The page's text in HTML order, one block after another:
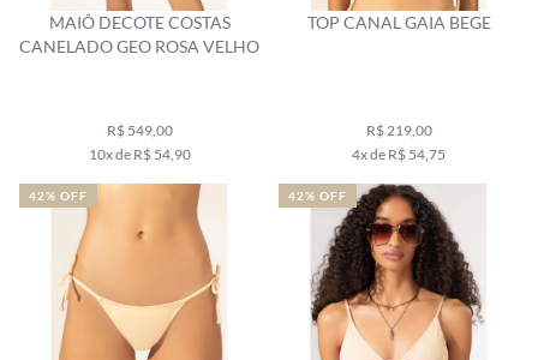
MAIÔ DECOTE COSTAS
CANELADO GEO ROSA VELHO
R$ 549,00
10x de R$ 54,90
TOP CANAL GAIA BEGE
R$ 219,00
4x de R$ 54,75
42% OFF 42% OFF